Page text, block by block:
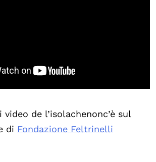
de l’isolachenonc’è sul
di Fondazione Feltrinelli